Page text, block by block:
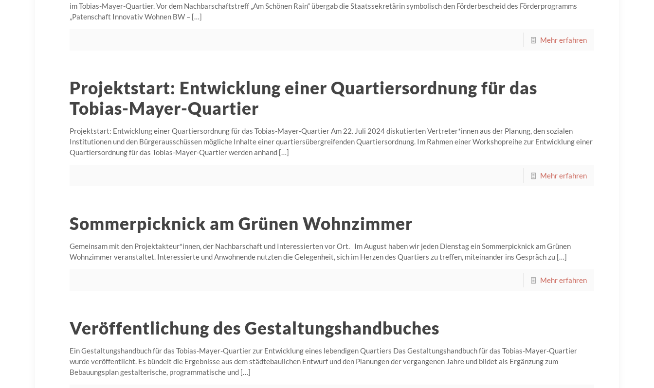
im Tobias-Mayer-Quartier. Vor dem Nachbarschaftstreff „Am Schönen Rain“ übergab die Staatssekretärin symbolisch den Förderbescheid des Förderprogramms
„Patenschaft Innovativ Wohnen BW – […]
Mehr erfahren
Projektstart: Entwicklung einer Quartiersordnung für das
Tobias-Mayer-Quartier
Projektstart: Entwicklung einer Quartiersordnung für das Tobias-Mayer-Quartier Am 22. Juli 2024 diskutierten Vertreter*innen aus der Planung, den sozialen
Institutionen und den Bürgerausschüssen mögliche Inhalte einer quartiersübergreifenden Quartiersordnung. Im Rahmen einer Workshopreihe zur Entwicklung einer
Quartiersordnung für das Tobias-Mayer-Quartier werden anhand […]
Mehr erfahren
Sommerpicknick am Grünen Wohnzimmer
Gemeinsam mit den Projektakteur*innen, der Nachbarschaft und Interessierten vor Ort. Im August haben wir jeden Dienstag ein Sommerpicknick am Grünen
Wohnzimmer veranstaltet. Interessierte und Anwohnende nutzten die Gelegenheit, sich im Herzen des Quartiers zu treffen, miteinander ins Gespräch zu […]
Mehr erfahren
Veröffentlichung des Gestaltungshandbuches
Ein Gestaltungshandbuch für das Tobias-Mayer-Quartier zur Entwicklung eines lebendigen Quartiers Das Gestaltungshandbuch für das Tobias-Mayer-Quartier
wurde veröffentlicht. Es bündelt die Ergebnisse aus dem städtebaulichen Entwurf und den Planungen der vergangenen Jahre und bildet als Ergänzung zum
Bebauungsplan gestalterische, programmatische und […]